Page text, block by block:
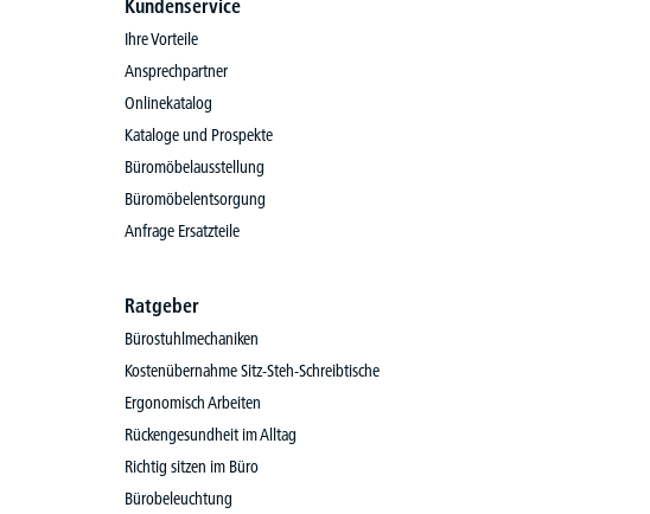
Kundenservice
Ihre Vorteile
Ansprechpartner
Onlinekatalog
Kataloge und Prospekte
Büromöbelausstellung
Büromöbelentsorgung
Anfrage Ersatzteile
Ratgeber
Bürostuhlmechaniken
Kostenübernahme Sitz-Steh-Schreibtische
Ergonomisch Arbeiten
Rückengesundheit im Alltag
Richtig sitzen im Büro
Bürobeleuchtung